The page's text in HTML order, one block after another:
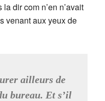
dir com n’en n’avait
venant aux yeux de
ailleurs de
bureau. Et s’il